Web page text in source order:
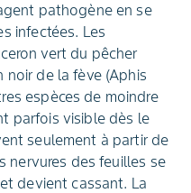
pathogène en se
infectées. Les
vert du pêcher
noir de la fève (Aphis
espèces de moindre
parfois visible dès le
seulement à partir de
nervures des feuilles se
devient cassant. La